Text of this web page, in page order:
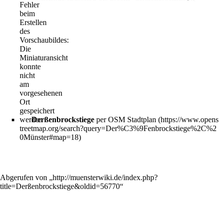
Fehler
beim
Erstellen
des
Vorschaubildes:
Die
Miniaturansicht
konnte
nicht
am
vorgesehenen
Ort
gespeichert
werdenDerßenbrockstiege per OSM Stadtplan
Abgerufen von „http://muensterwiki.de/index.php?
title=Derßenbrockstiege&oldid=56770“